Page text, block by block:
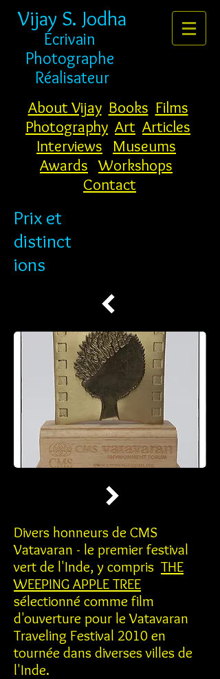
Vijay S. Jodha
Écrivain
Photographe
Réalisateur
About Vijay Books Films
Photography Art Articles
Interviews
Museums
Awards Workshops
Contact
Prix et
distinct
ions
Divers honneurs de CMS
Vatavaran - le premier festival
vert de l'Inde, y compris THE
WEEPING APPLE TREE
sélectionné comme film
d'ouverture pour le Vatavaran
Traveling Festival 2010 en
tournée dans diverses villes de
l'Inde.